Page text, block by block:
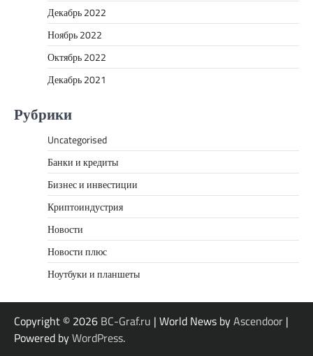
Декабрь 2022
Ноябрь 2022
Октябрь 2022
Декабрь 2021
Рубрики
Uncategorised
Банки и кредиты
Бизнес и инвестиции
Криптоиндустрия
Новости
Новости плюс
Ноутбуки и планшеты
Copyright © 2026 BC-Graf.ru | World News byAscendoor |
Powered byWordPress.